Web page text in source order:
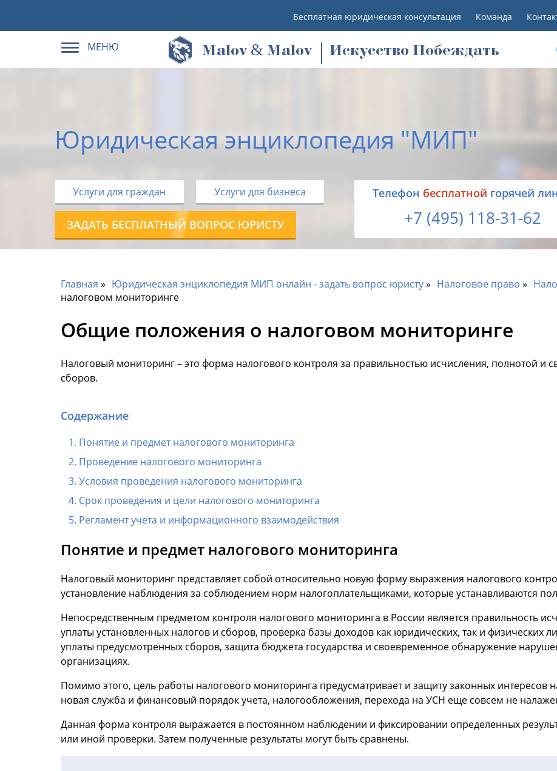
Бесплатная юридическая консультация Команда
МЕНЮ Malov & Malov Искусство Побеждать
Юридическая энциклопедия "МИП"
Услуги для граждан Услуги для бизнеса
ЗАДАТЬ БЕСПЛАТНЫЙ ВОПРОС ЮРИСТУ
Tелефон бесплатной горячей
+7 (495) 118-31-62
Главная Юридическая энциклопедия МИП онлайн - задать вопрос юристу Налоговое право
налоговом мониторинге
Общие положения о налоговом мониторинге
Налоговый мониторинг – это форма налогового контроля за правильностью исчисления, полнотой и
сборов.
Содержание
Понятие и предмет налогового мониторинга
Проведение налогового мониторинга
Условия проведения налогового мониторинга
Срок проведения и цели налогового мониторинга
Регламент учета и информационного взаимодействия
Понятие и предмет налогового мониторинга
Налоговый мониторинг представляет собой относительно новую форму выражения налогового
установление наблюдения за соблюдением норм налогоплательщиками, которые устанавливаются
Непосредственным предметом контроля налогового мониторинга в России является правильность
уплаты установленных налогов и сборов, проверка базы доходов как юридических, так и физических
уплаты предусмотренных сборов, защита бюджета государства и своевременное обнаружение
организациях.
Помимо этого, цель работы налогового мониторинга предусматривает и защиту законных интересов
новая служба и финансовый порядок учета, налогообложения, перехода на УСН еще совсем не
Данная форма контроля выражается в постоянном наблюдении и фиксировании определенных
или иной проверки. Затем полученные результаты могут быть сравнены.